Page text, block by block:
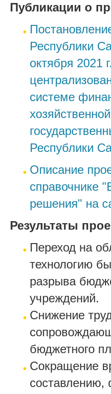
Публикации о
Республики
октября 2021
системе
Республики
Описание
справочнике
решения" на
Результаты
Переход на
технологию
разрыва
учреждений.
Снижение
бюджетного
Сокращение